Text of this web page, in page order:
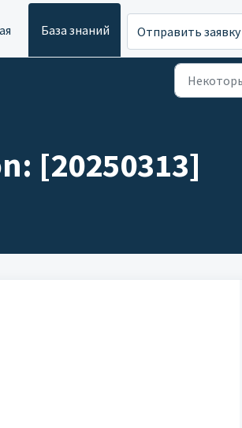
База знаний Отправить заявку
[20250313]